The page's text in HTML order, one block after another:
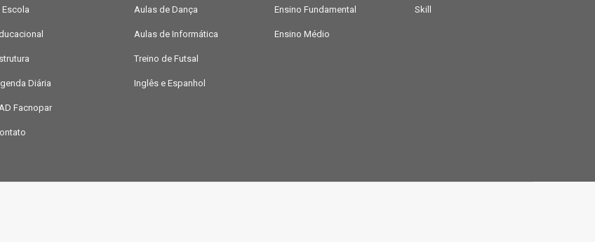
Escola
Diária
Facnopar
Aulas de Dança
Aulas de Informática
Treino de Futsal
Inglês e Espanhol
Ensino Fundamental
Ensino Médio
Skill